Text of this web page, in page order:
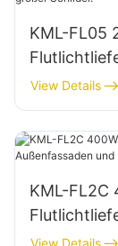
KML-FL05
und die
Schilder.
View Details
KML-FL2C
View Details